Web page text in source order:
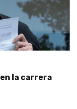
la carrera